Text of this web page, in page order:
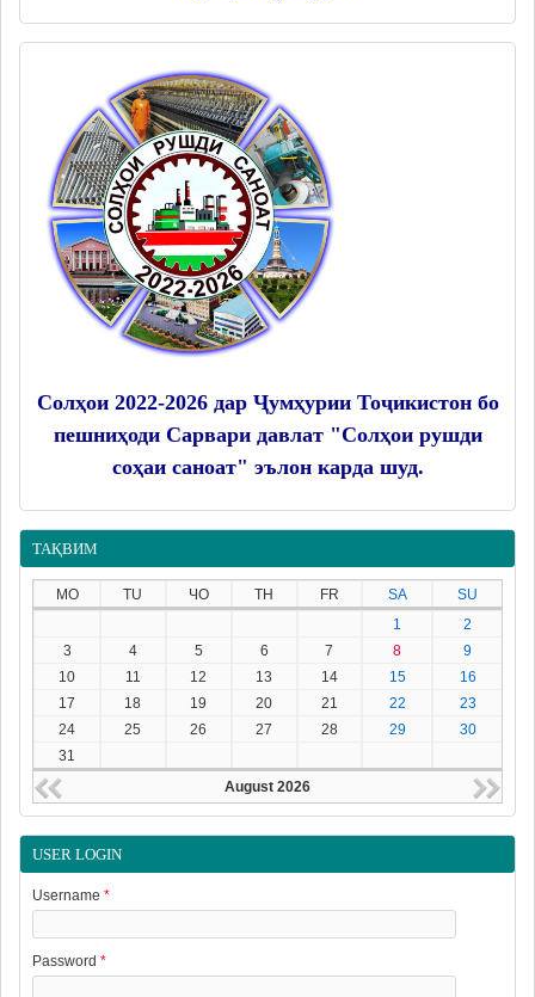
Солҳои 2022-2026 дар Ҷумҳурии Тоҷикистон бо
пешниҳоди Сарвари давлат "Солҳои рушди
соҳаи саноат" эълон карда шуд.
ТАҚВИМ
MO TU ЧО TH FR SA
SU
1
2
3
4 5 6 7 8
9
10
11 12 13 14 15
16
17
18 19 20 21 22
23
24
25 26 27 28 29
30
31
August 2026
USER LOGIN
Username *
Password *